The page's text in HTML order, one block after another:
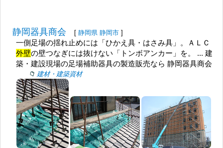
静岡器具商会 [ 静岡県 静岡市 ]
一側足場の揺れ止めには「ひかえ具・はさみ具」。ＡＬＣ
外壁の壁つなぎには抜けない「トンボアンカー」を。 ... 建
築・建設現場の足場補助器具の製造販売なら 静岡器具商会
建材・建築資材